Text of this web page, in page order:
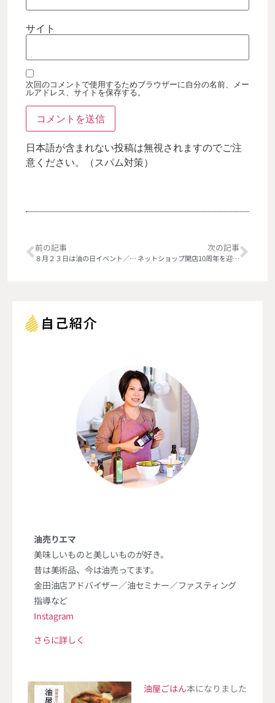
サイト
次回のコメントで使用するためブラウザーに自分の名前、メー
ルアドレス、サイトを保存する。
日本語が含まれない投稿は無視されますのでご注
意ください。（スパム対策）
前の記事
８月２３日は油の日イベント／浅草橋
次の記事
ネットショップ開店10周年を迎えました／全商品10％オフです！
油売りエマ
美味しいものと美しいものが好き。
昔は美術品、今は油売ってます。
金田油店アドバイザー／油セミナー／ファスティング
指導など
Instagram
さらに詳しく
油屋ごはん本になりました